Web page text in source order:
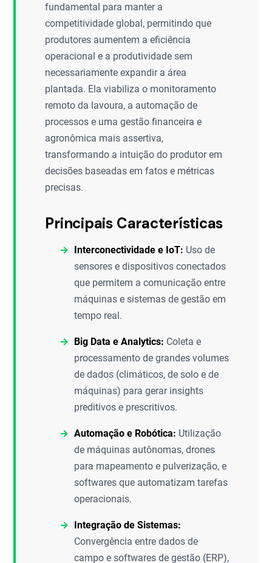
fundamental para manter a
competitividade global, permitindo que
produtores aumentem a eficiência
operacional e a produtividade sem
necessariamente expandir a área
plantada. Ela viabiliza o monitoramento
remoto da lavoura, a automação de
processos e uma gestão financeira e
agronômica mais assertiva,
transformando a intuição do produtor em
decisões baseadas em fatos e métricas
precisas.
Principais Características
Interconectividade e IoT: Uso de
sensores e dispositivos conectados
que permitem a comunicação entre
máquinas e sistemas de gestão em
tempo real.
Big Data e Analytics: Coleta e
processamento de grandes volumes
de dados (climáticos, de solo e de
máquinas) para gerar insights
preditivos e prescritivos.
Automação e Robótica: Utilização
de máquinas autônomas, drones
para mapeamento e pulverização, e
softwares que automatizam tarefas
operacionais.
Integração de Sistemas:
Convergência entre dados de
campo e softwares de gestão (ERP),